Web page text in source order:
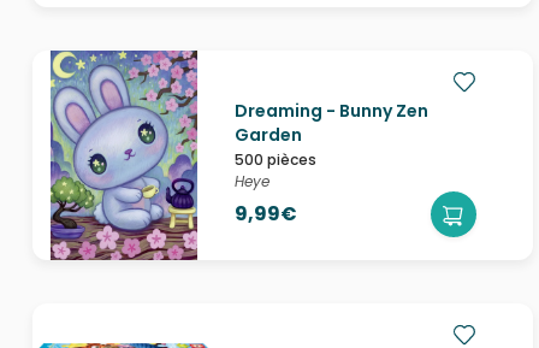
Dreaming - Bunny Zen
Garden
500 pièces
Heye
9,99€